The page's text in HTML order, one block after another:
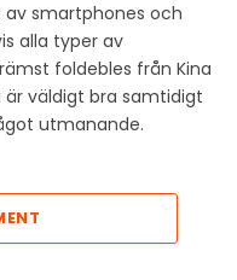
av smartphones och
alla typer av
foldebles från Kina
är väldigt bra samtidigt
utmanande.